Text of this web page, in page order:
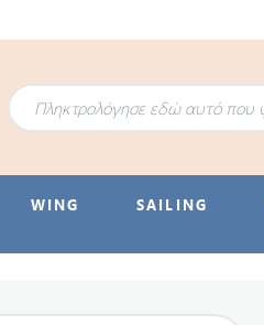
WING SAILING